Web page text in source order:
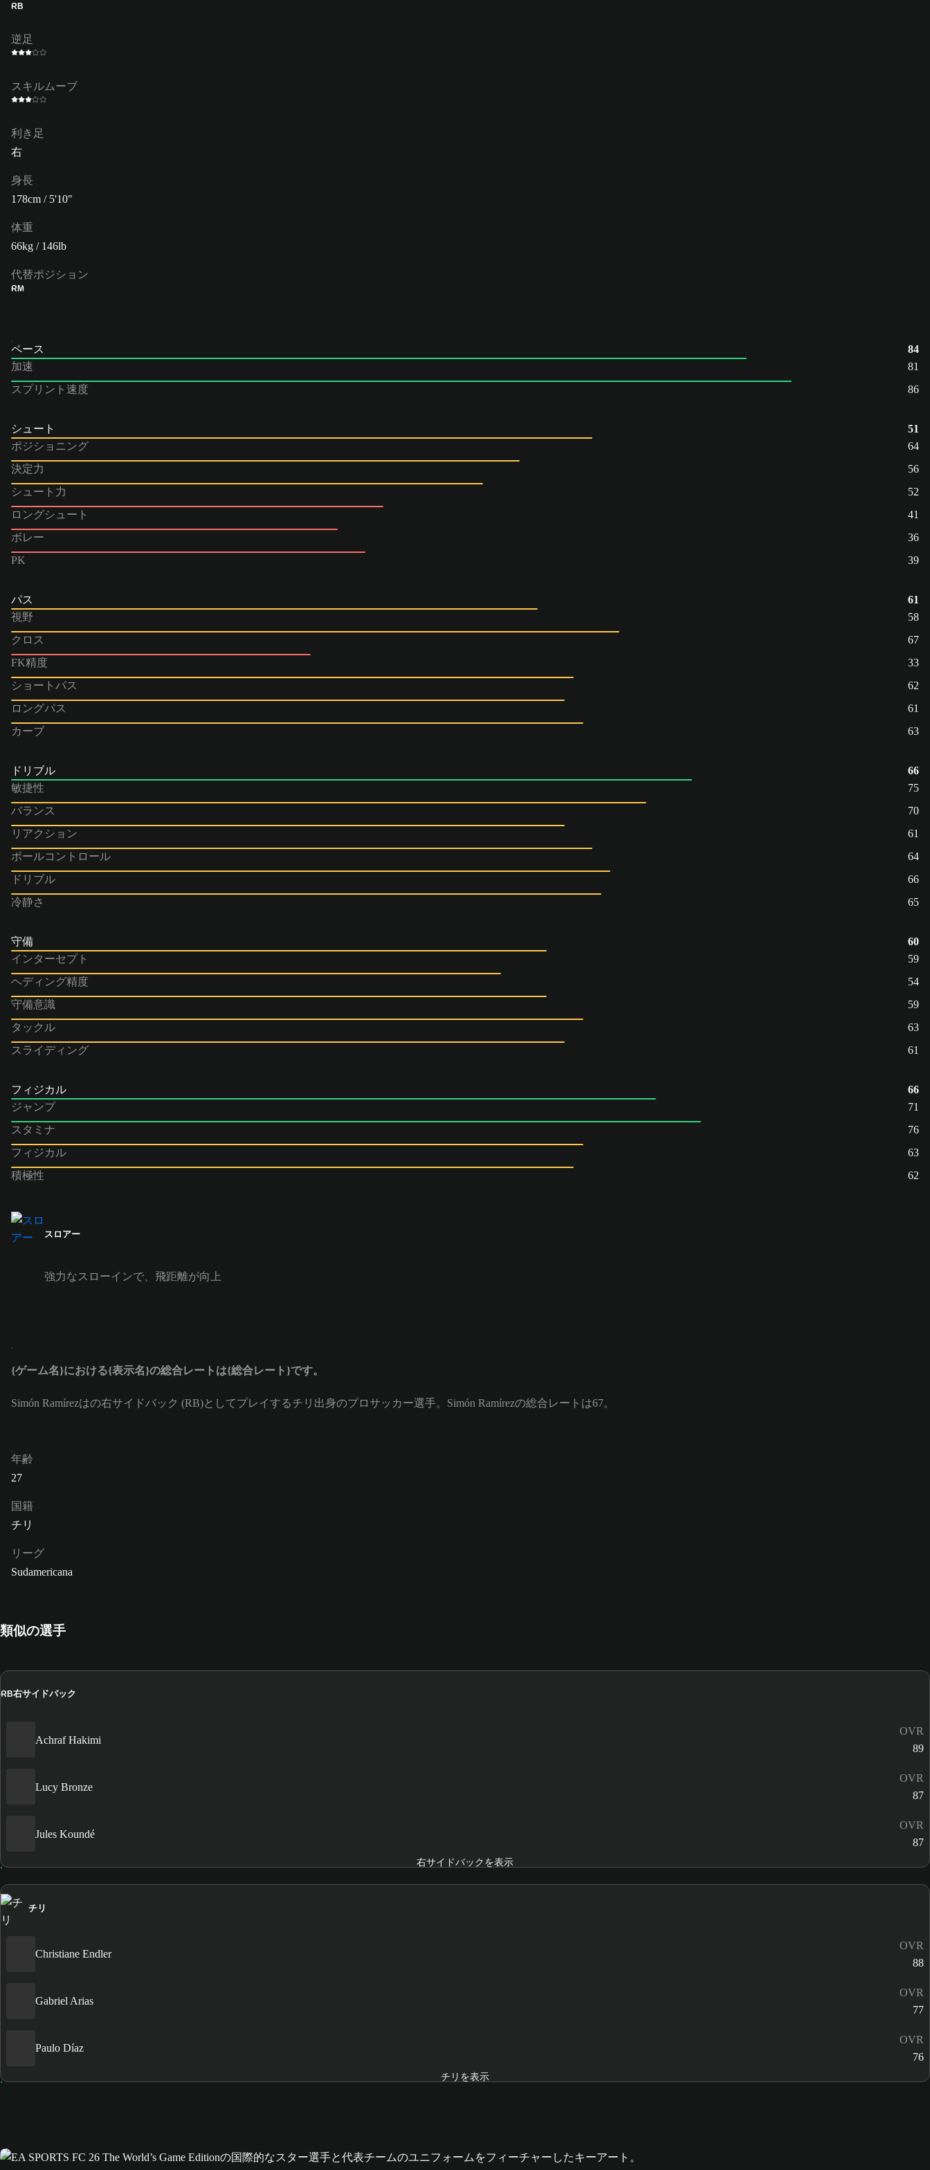
RB
逆足
スキルムーブ
利き足
右
身長
178cm / 5'10"
体重
66kg / 146lb
代替ポジション
RM
ペース
84
加速
81
スプリント速度
86
シュート
51
ポジショニング
64
決定力
56
シュート力
52
ロングシュート
41
ボレー
36
PK
39
パス
61
視野
58
クロス
67
FK精度
33
ショートパス
62
ロングパス
61
カーブ
63
ドリブル
66
敏捷性
75
バランス
70
リアクション
61
ボールコントロール
64
ドリブル
66
冷静さ
65
守備
60
インターセプト
59
ヘディング精度
54
守備意識
59
タックル
63
スライディング
61
フィジカル
66
ジャンプ
71
スタミナ
76
フィジカル
63
積極性
62
スロアー
強力なスローインで、飛距離が向上
{ゲーム名}における{表示名}の総合レートは{総合レート}です。
Simón Ramírezはの右サイドバック (RB)としてプレイするチリ出身のプロサッカー選手。Simón Ramírezの総合レートは67。
年齢
27
国籍
チリ
リーグ
Sudamericana
類似の選手
RB右サイドバック
Achraf Hakimi
OVR
89
Lucy Bronze
OVR
87
Jules Koundé
OVR
87
右サイドバックを表示
チリ
Christiane Endler
OVR
88
Gabriel Arias
OVR
77
Paulo Díaz
OVR
76
チリを表示